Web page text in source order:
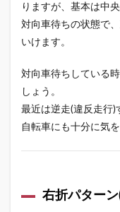
りますが、基本は中
対向車待ちの状態で
いけます。
対向車待ちしている
しょう。
最近は逆走(違反走行)
自転車にも十分に気
右折パター